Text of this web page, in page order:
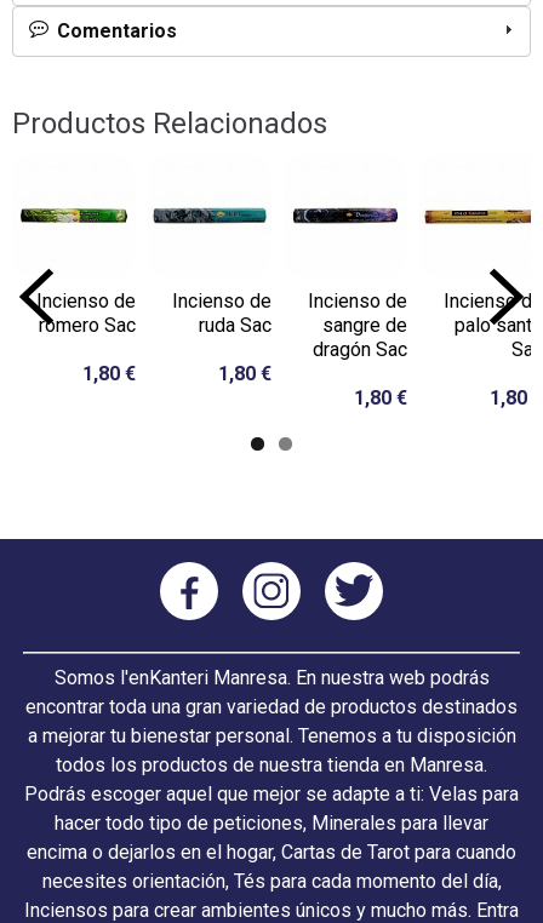
Comentarios
Productos Relacionados
Incienso de
romero Sac
1,80 €
Incienso de
ruda Sac
1,80 €
Incienso de
sangre de
dragón Sac
1,80 €
Incienso de
palo santo
Sac
1,80 €
Somos l'enKanteri Manresa. En nuestra web podrás
encontrar toda una gran variedad de productos destinados
a mejorar tu bienestar personal. Tenemos a tu disposición
todos los productos de nuestra tienda en Manresa.
Podrás escoger aquel que mejor se adapte a ti: Velas para
hacer todo tipo de peticiones, Minerales para llevar
encima o dejarlos en el hogar, Cartas de Tarot para cuando
necesites orientación, Tés para cada momento del día,
Inciensos para crear ambientes únicos y mucho más. Entra